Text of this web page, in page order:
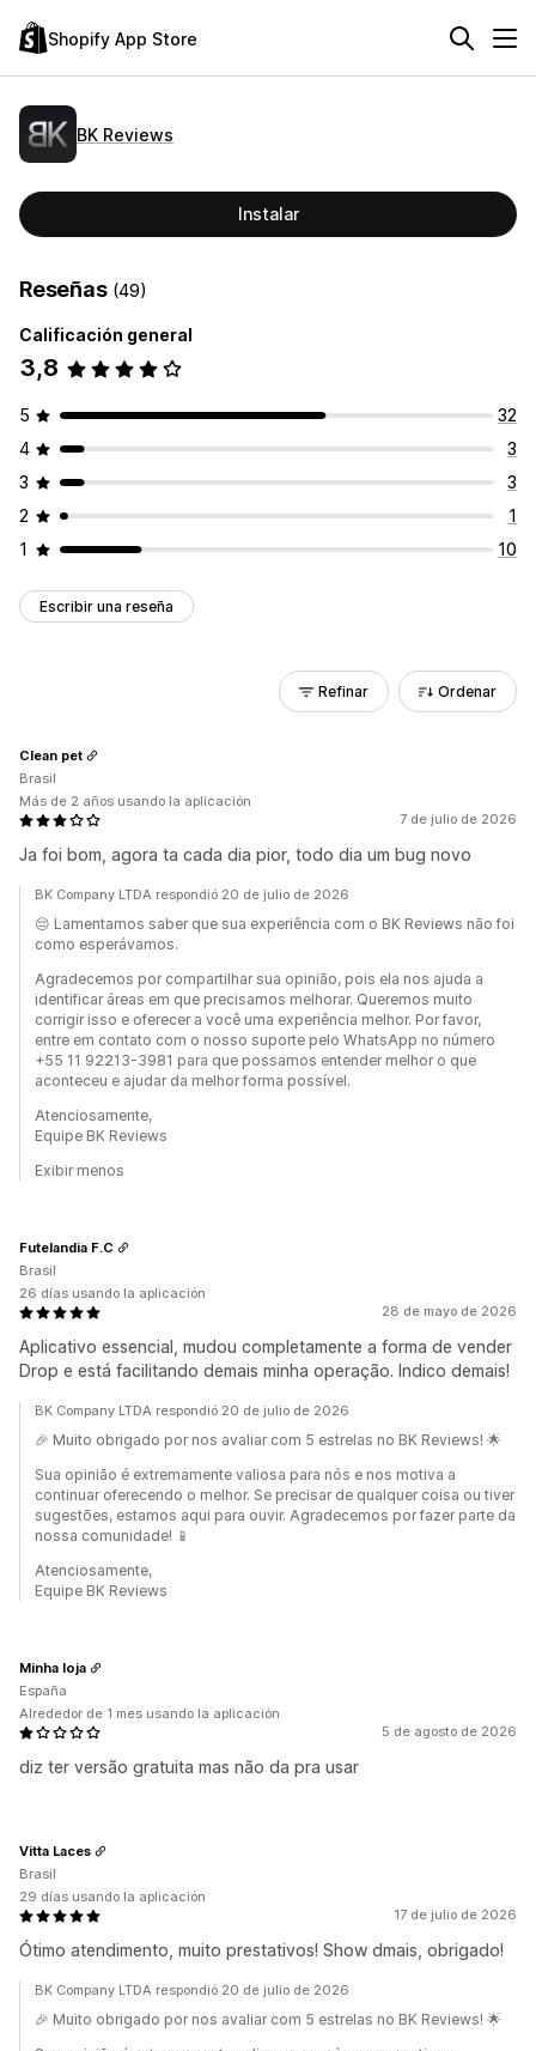
Shopify App Store
BK Reviews
Instalar
Reseñas (49)
Calificación general
3,8
5
32
4
3
3
3
2
1
1
10
Escribir una reseña
Refinar Ordenar
7 de julio de 2026
Ja foi bom, agora ta cada dia pior, todo dia um bug novo
Clean pet
Brasil
Más de 2 años usando la aplicación
BK Company LTDA respondió 20 de julio de 2026
😔 Lamentamos saber que sua experiência com o BK Reviews não foi
como esperávamos.
Agradecemos por compartilhar sua opinião, pois ela nos ajuda a
identificar áreas em que precisamos melhorar. Queremos muito
corrigir isso e oferecer a você uma experiência melhor. Por favor,
entre em contato com o nosso suporte pelo WhatsApp no número
+55 11 92213-3981 para que possamos entender melhor o que
aconteceu e ajudar da melhor forma possível.
Atenciosamente,
Equipe BK Reviews
Exibir menos
28 de mayo de 2026
Aplicativo essencial, mudou completamente a forma de vender
Drop e está facilitando demais minha operação. Indico demais!
Futelandia F.C
Brasil
26 días usando la aplicación
BK Company LTDA respondió 20 de julio de 2026
🎉 Muito obrigado por nos avaliar com 5 estrelas no BK Reviews! 🌟
Sua opinião é extremamente valiosa para nós e nos motiva a
continuar oferecendo o melhor. Se precisar de qualquer coisa ou tiver
sugestões, estamos aqui para ouvir. Agradecemos por fazer parte da
nossa comunidade! 📱
Atenciosamente,
Equipe BK Reviews
5 de agosto de 2026
diz ter versão gratuita mas não da pra usar
Minha loja
España
Alrededor de 1 mes usando la aplicación
17 de julio de 2026
Ótimo atendimento, muito prestativos! Show dmais, obrigado!
Vitta Laces
Brasil
29 días usando la aplicación
BK Company LTDA respondió 20 de julio de 2026
🎉 Muito obrigado por nos avaliar com 5 estrelas no BK Reviews! 🌟